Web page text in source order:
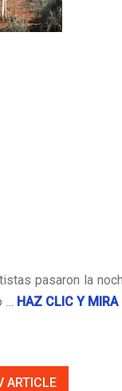
pasaron la
… HAZ CLIC Y MIRA
ARTICLE